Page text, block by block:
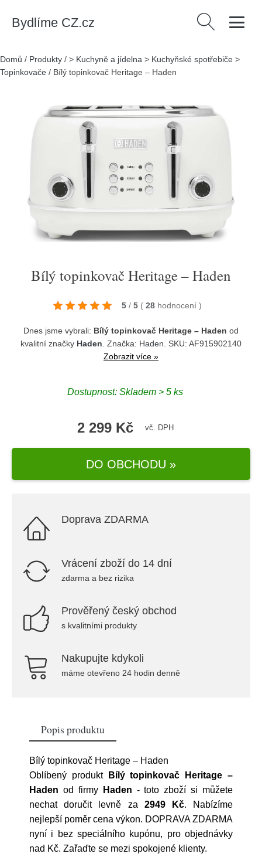
Bydlíme CZ.cz Vyhledávání
Domů / Produkty / > Kuchyně a jídelna > Kuchyňské spotřebiče >
Topinkovače / Bílý topinkovač Heritage – Haden
Bílý topinkovač Heritage – Haden
5 / 5 ( 28 hodnocení )
Dnes jsme vybrali: Bílý topinkovač Heritage – Haden od
kvalitní značky Haden . Značka: Haden . SKU: AF915902140
Zobrazit více »
Dostupnost: Skladem > 5 ks
2 299 Kč vč. DPH
DO OBCHODU »
Doprava ZDARMA
Vrácení zboží do 14 dní
zdarma a bez rizika
Prověřený český obchod
s kvalitními produkty
Nakupujte kdykoli
máme otevřeno 24 hodin denně
Popis produktu
Bílý topinkovač Heritage – Haden
Oblíbený produkt
Bílý topinkovač Heritage –
Haden od firmy Haden - toto zboží si můžete
nechat doručit levně za 2949 Kč. Nabízíme
nejlepší poměr cena výkon. DOPRAVA ZDARMA
nyní i bez speciálního kupónu, pro objednávky
nad Kč. Zařaďte se mezi spokojené klienty.